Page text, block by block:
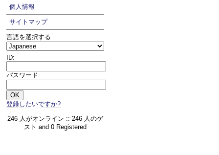
個人情報
サイトマップ
言語を選択する
ID:
パスワード:
登録したいですか?
246 人がオンライン :: 246 人のゲ
スト and 0 Registered